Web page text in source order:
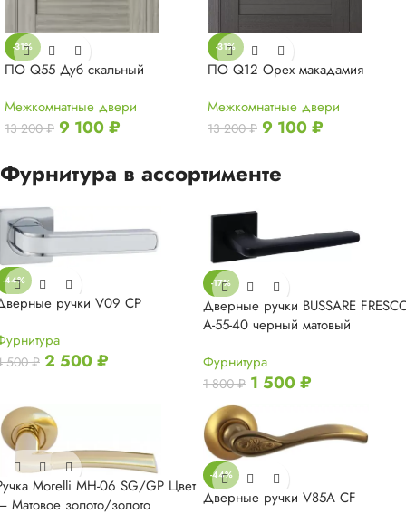
-31%
ПО Q55 Дуб скальный
Межкомнатные двери
13 200₽ 9 100₽
-31%
ПО Q12 Орех макадамия
Межкомнатные двери
13 200₽ 9 100₽
Фурнитура в ассортименте
-44%
ручки V09 CP
500₽ 2 500₽
-17%
Дверные ручки BUSSARE
A-55-40 черный матовый
Фурнитура
1 800₽ 1 500₽
Morelli MH-06 SG/GP Цвет
Матовое золото/золото
-44%
Дверные ручки V85A CF